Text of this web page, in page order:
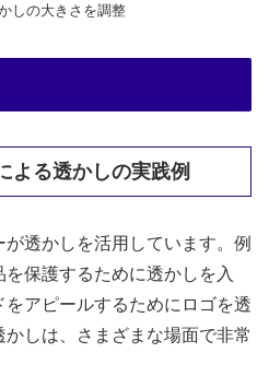
しの大きさを調整
よる透かしの実践例
透かしを活用しています。例
保護するために透かしを入
アピールするためにロゴを透
しは、さまざまな場面で非常